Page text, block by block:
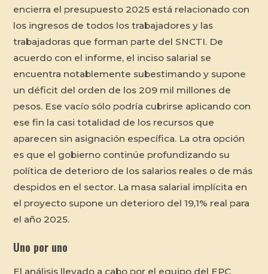
encierra el presupuesto 2025 está relacionado con
los ingresos de todos los trabajadores y las
trabajadoras que forman parte del SNCTI. De
acuerdo con el informe, el inciso salarial se
encuentra notablemente subestimando y supone
un déficit del orden de los 209 mil millones de
pesos. Ese vacío sólo podría cubrirse aplicando con
ese fin la casi totalidad de los recursos que
aparecen sin asignación específica. La otra opción
es que el gobierno continúe profundizando su
política de deterioro de los salarios reales o de más
despidos en el sector. La masa salarial implícita en
el proyecto supone un deterioro del 19,1% real para
el año 2025.
Uno por uno
El análisis llevado a cabo por el equipo del EPC